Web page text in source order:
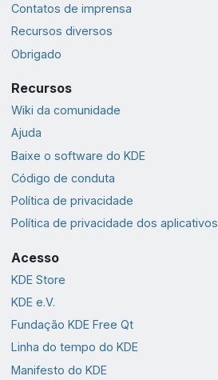
Contatos de imprensa
Recursos diversos
Obrigado
Recursos
Wiki da comunidade
Ajuda
Baixe o software do KDE
Código de conduta
Política de privacidade
Política de privacidade dos aplicativos
Acesso
KDE Store
KDE e.V.
Fundação KDE Free Qt
Linha do tempo do KDE
Manifesto do KDE